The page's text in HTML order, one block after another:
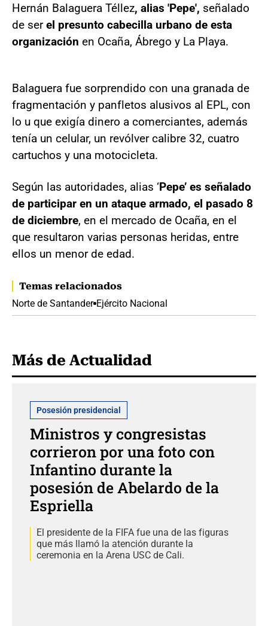
Hernán Balaguera Téllez, alias 'Pepe', señalado
de serel presunto cabecilla urbano de esta
organización en Ocaña, Ábrego y La Playa.
Balaguera fue sorprendido con una granada de
fragmentación y panfletos alusivos al EPL, con
lo u que exigía dinero a comerciantes, además
tenía un celular, un revólver calibre 32, cuatro
cartuchos y una motocicleta.
Según las autoridades, alias ‘Pepe’ es señalado
de participar en un ataque armado, el pasado 8
de diciembre, en el mercado de Ocaña, en el
que resultaron varias personas heridas, entre
ellos un menor de edad.
Temas relacionados
Norte de Santander Ejército Nacional
Más de Actualidad
Posesión presidencial
Ministros y congresistas
corrieron por una foto con
Infantino durante la
posesión de Abelardo de la
Espriella
El presidente de la FIFA fue una de las figuras
que más llamó la atención durante la
ceremonia en la Arena USC de Cali.